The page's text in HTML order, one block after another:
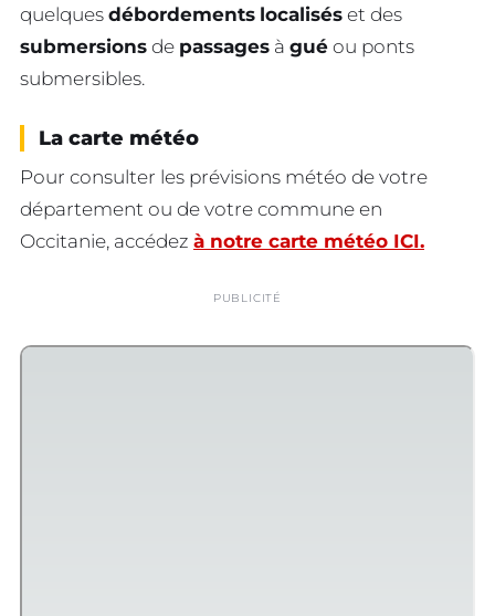
quelques débordements localisés et des
submersions de passages à gué ou ponts
submersibles.
La carte météo
Pour consulter les prévisions météo de votre
département ou de votre commune en
Occitanie, accédez à notre carte météo ICI.
PUBLICITÉ